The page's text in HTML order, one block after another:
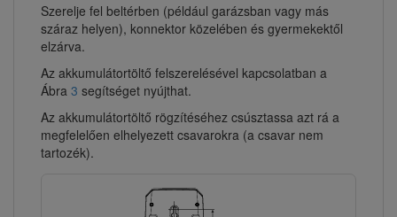
Szerelje fel beltérben (például garázsban vagy más
száraz helyen), konnektor közelében és gyermekektől
elzárva.
Az akkumulátortöltő felszerelésével kapcsolatban a
Ábra 3 segítséget nyújthat.
Az akkumulátortöltő rögzítéséhez csúsztassa azt rá a
megfelelően elhelyezett csavarokra (a csavar nem
tartozék).